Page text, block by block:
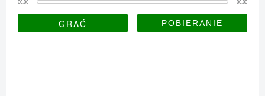
00:00 00:00
GRAĆ